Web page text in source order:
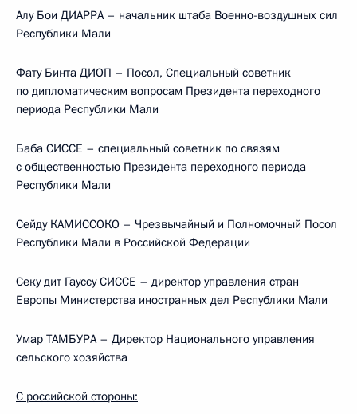
Алу Бои ДИАРРА – начальник штаба Военно-воздушных сил
Республики Мали
Фату Бинта ДИОП – Посол, Специальный советник
по дипломатическим вопросам Президента переходного
периода Республики Мали
Баба СИССЕ – специальный советник по связям
с общественностью Президента переходного периода
Республики Мали
Сейду КАМИССОКО – Чрезвычайный и Полномочный Посол
Республики Мали в Российской Федерации
Секу дит Гауссу СИССЕ – директор управления стран
Европы Министерства иностранных дел Республики Мали
Умар ТАМБУРА – Директор Национального управления
сельского хозяйства
С российской стороны: